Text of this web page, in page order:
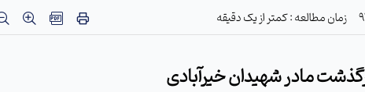
زمان مطالعه : کمتر از یک دقیقه
مادر شهیدان خیرآبادی